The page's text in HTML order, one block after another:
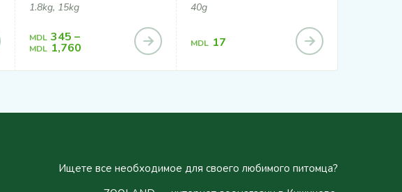
1.8kg, 15kg
MDL 345 –
MDL 1,760
40g
MDL 17
Ищете все необходимое для своего любимого питомца?